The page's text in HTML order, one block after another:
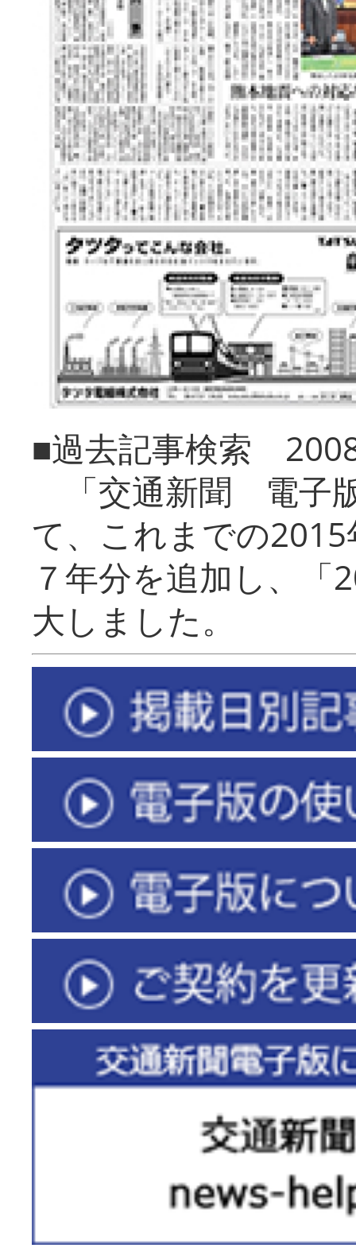
■過去記事検索
「交通新聞 電子
て、これまでの
７年分を追加し、「
大しまし